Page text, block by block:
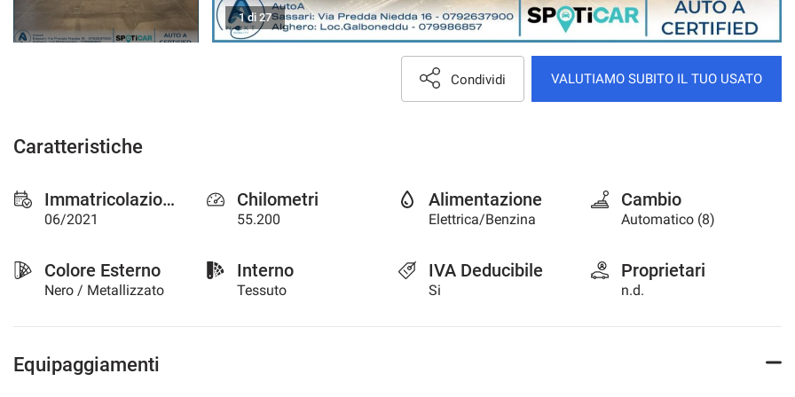
1 di 27
VALUTIAMO SUBITO IL TUO USATO
Condividi
Caratteristiche
Immatricolazione
06/2021
Chilometri
55.200
Alimentazione
Elettrica/Benzina
Cambio
Automatico (8)
Colore Esterno
Nero / Metallizzato
Interno
Tessuto
IVA Deducibile
Si
Proprietari
n.d.
Equipaggiamenti
strumenti
cookie
policy.
rivedere
e
modificare
tue
scelte